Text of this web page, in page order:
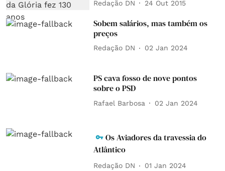
Redação DN 24 Out 2015
Sobem salários, mas também os
preços
Redação DN 02 Jan 2024
PS cava fosso de nove pontos
sobre o PSD
Rafael Barbosa 02 Jan 2024
Os Aviadores da travessia do
Atlântico
Redação DN 01 Jan 2024